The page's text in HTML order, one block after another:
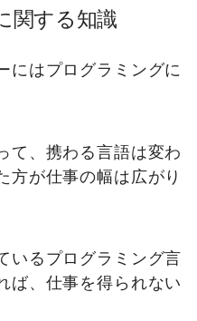
関する知識
にはプログラミングに
て、携わる言語は変わ
方が仕事の幅は広がり
いるプログラミング言
ば、仕事を得られない